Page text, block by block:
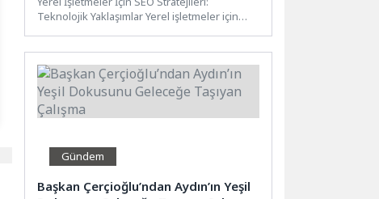
Teknolojik Yaklaşımlar Yerel işletmeler için
Gündem
Başkan Çerçioğlu’ndan Aydın’ın Yeşil